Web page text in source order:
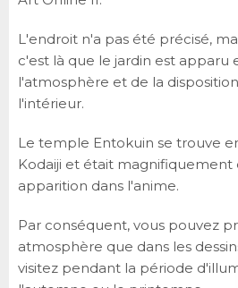
L'endroit n'a pas été précisé,
c'est là que le jardin est apparu
l'atmosphère et de la
l'intérieur.
Le temple Entokuin se trouve
Kodaiji et était magnifiquement
apparition dans l'anime.
Par conséquent, vous pouvez
atmosphère que dans les
visitez pendant la période